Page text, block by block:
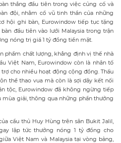
thắng đầu tiên trong việc củng cố và
đội, nhằm cổ vũ tinh thần của những
hội ghi bàn, Eurowindow tiếp tục tặng
đầu tiên vào lưới Malaysia trong trận
nóng trị giá 1 tỷ đồng tiền mặt.
phẩm chất lượng, khẳng định vị thế nhà
Việt Nam, Eurowindow còn là nhân tố
cho nhiều hoạt động cộng đồng. Thấu
thể thao vua mà còn là sợi dây kết nối
tộc, Eurowindow đã không ngừng tiếp
giải, thông qua những phần thưởng
cầu thủ Huy Hùng trên sân Bukit Jalil,
lập tức thưởng nóng 1 tỷ đồng cho
Việt Nam và Malaysia tại vòng bảng,